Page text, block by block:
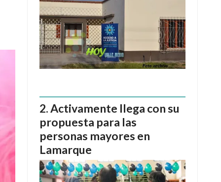
Activamente llega con su
propuesta para las
personas mayores en
Lamarque